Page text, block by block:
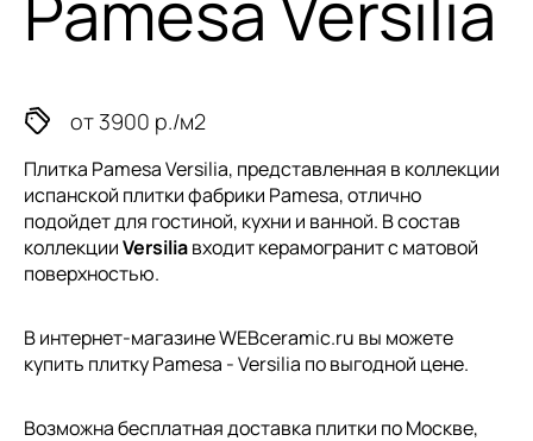
от 3900 р./м2
Плитка Pamesa Versilia, представленная в коллекции
испанской плиткифабрики Pamesa, отлично
подойдет для гостиной, кухни и ванной. В состав
коллекцииVersiliaвходит керамогранит с матовой
поверхностью.
В интернет-магазине WEBceramic.ru вы можете
купить плитку Pamesa - Versilia по выгодной цене.
Возможна бесплатная доставка плитки по Москве,